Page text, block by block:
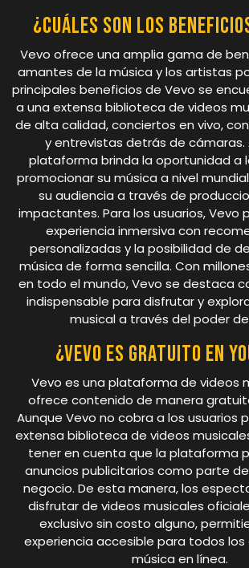
¿Cuáles son los beneficios
Vevo ofrece una amplia gama de
amantes de la música y los artistas
principales beneficios de Vevo se
a una extensa biblioteca de videos
de alta calidad, conciertos en vivo,
y entrevistas detrás de cámaras.
plataforma brinda la oportunidad a
promocionar su música a nivel
su audiencia a través de
impactantes. Para los usuarios, Vevo
experiencia inmersiva con
personalizadas y la posibilidad de
música de forma sencilla. Con
en todo el mundo, Vevo se destaca
indispensable para disfrutar y
musical a través del poder
¿Vevo es gratuito en
Vevo es una plataforma de videos
ofrece contenido de manera
Aunque Vevo no cobra a los usuarios
extensa biblioteca de videos
tener en cuenta que la plataforma
anuncios publicitarios como parte
negocio. De esta manera, los
disfrutar de videos musicales
exclusivo sin costo alguno,
experiencia accesible para todos
música en línea.